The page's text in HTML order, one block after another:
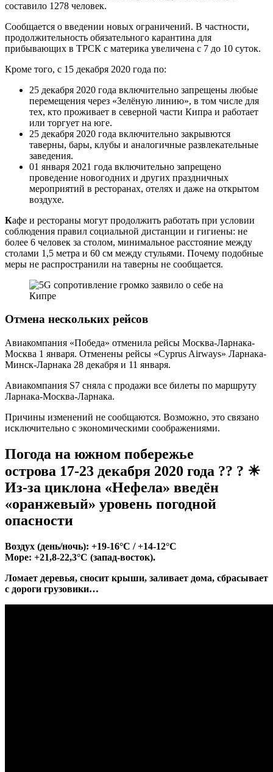
составило 1278 человек.
Сообщается о введении новых ограничений. В частности,
продолжительность обязательного карантина для
прибывающих в ТРСК с материка увеличена с 7 до 10 суток.
Кроме того, с 15 декабря 2020 года по:
25 декабря 2020 года включительно запрещены любые
перемещения через «Зелёную линию», в том числе для
тех, кто проживает в северной части Кипра и работает
или торгует на юге.
25 декабря 2020 года включительно закрывются
таверны, бары, клубы и аналогичные развлекательные
заведения.
01 января 2021 года включительно запрещено
проведение новогодних и других праздничных
мероприятий в ресторанах, отелях и даже на открытом
воздухе.
Кафе и рестораны могут продолжить работать при условии
соблюдения правил социальной дистанции и гигиены: не
более 6 человек за столом, минимальное расстояние между
столами 1,5 метра и 60 см между стульями. Почему подобные
меры не распространили на таверны не сообщается.
Отмена нескольких рейсов
Авиакомпания «Победа» отменила рейсы Москва-Ларнака-
Москва 1 января. Отменены рейсы «Cyprus Airways» Ларнака-
Минск-Ларнака 28 декабря и 11 января.
Авиакомпания S7 сняла с продажи все билеты по маршруту
Ларнака-Москва-Ларнака.
Причины изменений не сообщаются. Возможно, это связано
исключительно с экономическими соображениями.
Погода на южном побережье
острова 17-23 декабря 2020 года ?? ? ☀
Из-за циклона «Нефела» введён
«оранжевый» уровень погодной
опасности
Воздух (день/ночь): +19-16°C / +14-12°C
Море: +21,8-22,3°C (запад-восток).
Ломает деревья, сносит крыши, заливает дома, сбрасывает
с дороги грузовики…